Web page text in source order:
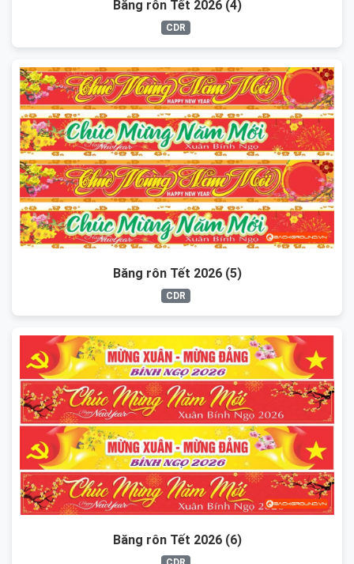
Băng rôn Tết 2026 (4)
CDR
Băng rôn Tết 2026 (5)
CDR
Băng rôn Tết 2026 (6)